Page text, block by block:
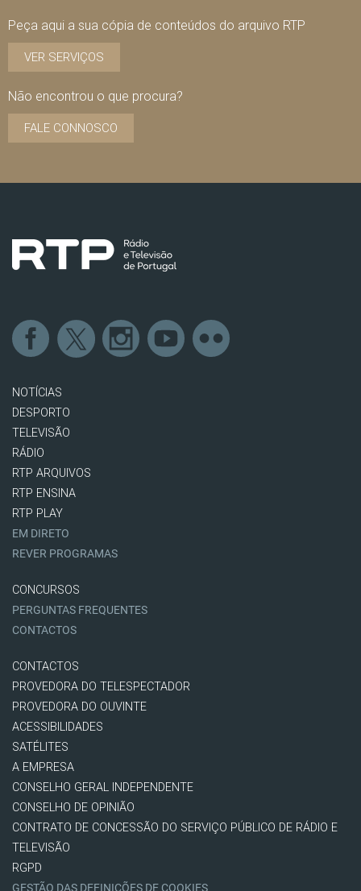
Peça aqui a sua cópia de conteúdos do arquivo RTP
VER SERVIÇOS
Não encontrou o que procura?
FALE CONNOSCO
NOTÍCIAS
DESPORTO
TELEVISÃO
RÁDIO
RTP ARQUIVOS
RTP ENSINA
RTP PLAY
EM DIRETO
REVER PROGRAMAS
CONCURSOS
PERGUNTAS FREQUENTES
CONTACTOS
CONTACTOS
PROVEDORA DO TELESPECTADOR
PROVEDORA DO OUVINTE
ACESSIBILIDADES
SATÉLITES
A EMPRESA
CONSELHO GERAL INDEPENDENTE
CONSELHO DE OPINIÃO
CONTRATO DE CONCESSÃO DO SERVIÇO PÚBLICO DE RÁDIO E
TELEVISÃO
RGPD